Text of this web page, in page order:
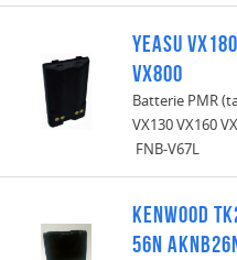
Yeasu
VX800
Batterie PMR
VX130 VX160
FNB-V67L
Kenwood
56N